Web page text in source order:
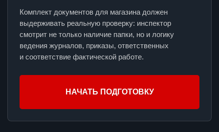
Комплект документов для магазина должен
выдерживать реальную проверку: инспектор
смотрит не только наличие папки, но и логику
ведения журналов, приказы, ответственных
и соответствие фактической работе.
НАЧАТЬ ПОДГОТОВКУ